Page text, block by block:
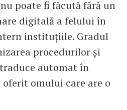
poate fi făcută fără un
digitală a felului în
instituțiile. Gradul
procedurilor și
automat în
omului care are o